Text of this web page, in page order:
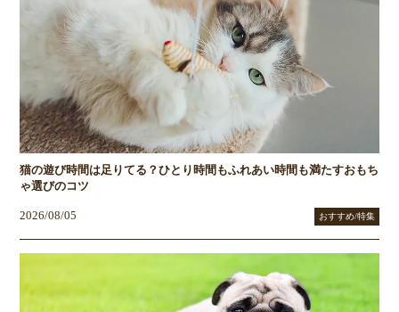
猫の遊び時間は足りてる？ひとり時間もふれあい時間も満たすおもち
ゃ選びのコツ
2026/08/05 おすすめ/特集